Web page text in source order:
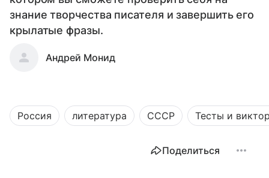
знание творчества писателя и завершить его
крылатые фразы.
Андрей Монид
Россия литература СССР Тесты и
Поделиться